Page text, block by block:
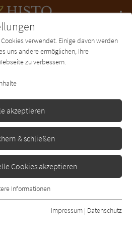
Charts Newsletter
der Zeit
Januar 2007
verwendet. Einige davon werden
uns andere ermöglichen, Ihre
zu verbessern.
akzeptieren
& schließen
Cookies akzeptieren
grundlegende Funktionen der
gewährleistet, dass die Webseite
Informationen
Impressum | Datenschutz